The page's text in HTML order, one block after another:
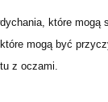
które mogą
mogą być
z oczami.